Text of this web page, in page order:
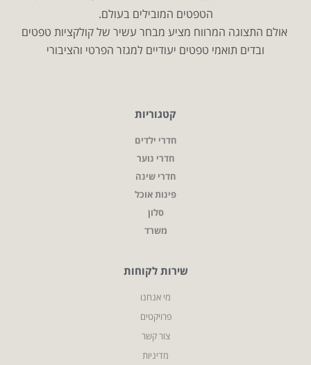
הטפטים המובילים בעולם.
אולם התצוגה המרווח מציע מבחר עשיר של קולקציות טפטים
ובדים תואמי טפטים יעודיים למגזר הפרטי והציבורי
קטגוריות
חדרי ילדים
חדרי נוער
חדרי שינה
פינות אוכל
סלון
משרד
שירות לקוחות
מי אנחנו
פרויקטים
צור קשר
מדיניות